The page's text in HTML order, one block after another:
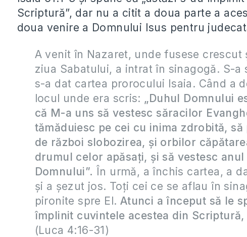
Scriptură”, dar nu a citit a doua parte a
doua venire a Domnului Isus pentru
A venit în Nazaret, unde fusese crescut
ziua Sabatului, a intrat în sinagogă. S-a
s-a dat cartea prorocului Isaia. Când a
locul unde era scris: „Duhul Domnului
că M-a uns să vestesc săracilor
tămăduiesc pe cei cu inima zdrobită,
de război slobozirea, și orbilor
drumul celor apăsați, și să vestesc
Domnului”. În urmă, a închis cartea, a
și a șezut jos. Toți cei ce se aflau în
pironite spre El. Atunci a început să le
împlinit cuvintele acestea din Scriptură,
(Luca 4:16-31)